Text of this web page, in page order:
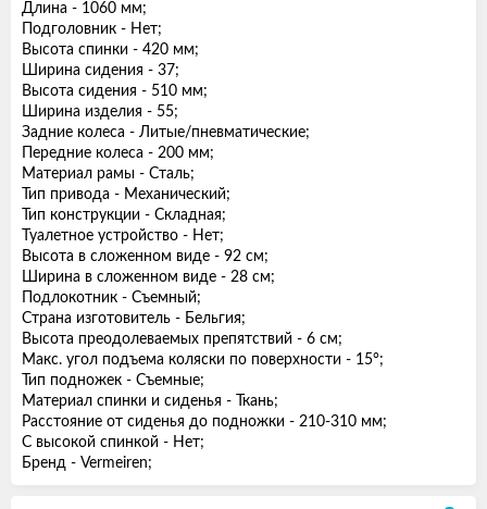
Длина - 1060 мм;
Подголовник - Нет;
Высота спинки - 420 мм;
Ширина сидения - 37;
Высота сидения - 510 мм;
Ширина изделия - 55;
Задние колеса - Литые/пневматические;
Передние колеса - 200 мм;
Материал рамы - Сталь;
Тип привода - Механический;
Тип конструкции - Складная;
Туалетное устройство - Нет;
Высота в сложенном виде - 92 см;
Ширина в сложенном виде - 28 см;
Подлокотник - Съемный;
Страна изготовитель - Бельгия;
Высота преодолеваемых препятствий - 6 см;
Макс. угол подъема коляски по поверхности - 15°;
Тип подножек - Съемные;
Материал спинки и сиденья - Ткань;
Расстояние от сиденья до подножки - 210-310 мм;
С высокой спинкой - Нет;
Бренд - Vermeiren;